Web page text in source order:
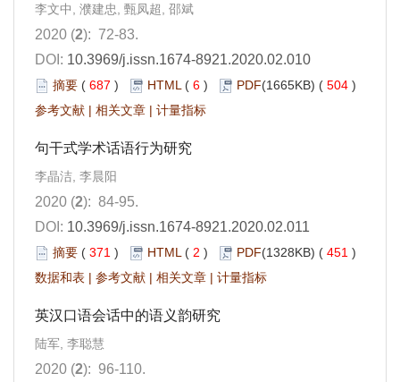
李文中, 濮建忠, 甄凤超, 邵斌
2020 (2): 72-83.
DOI: 10.3969/j.issn.1674-8921.2020.02.010
摘要 ( 687 ) HTML ( 6 ) PDF(1665KB) ( 504 )
参考文献 | 相关文章 | 计量指标
句干式学术话语行为研究
李晶洁, 李晨阳
2020 (2): 84-95.
DOI: 10.3969/j.issn.1674-8921.2020.02.011
摘要 ( 371 ) HTML ( 2 ) PDF(1328KB) ( 451 )
数据和表 | 参考文献 | 相关文章 | 计量指标
英汉口语会话中的语义韵研究
陆军, 李聪慧
2020 (2): 96-110.